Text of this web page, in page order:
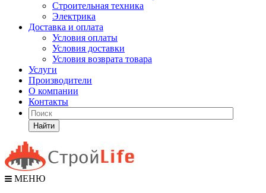
Строительная техника
Электрика
Доставка и оплата
Условия оплаты
Условия доставки
Условия возврата товара
Услуги
Производители
О компании
Контакты
Найти
МЕНЮ